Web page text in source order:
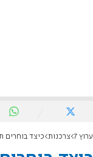
ערוץ 7 צרכנות כיצד בוחרים